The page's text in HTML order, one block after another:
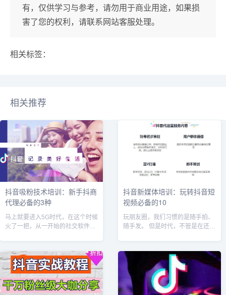
有，仅供学习与参考，请勿用于商业用途，如果损
害了您的权利，请联系网站客服处理。
相关标签：
相关推荐
抖音吸粉技术培训：新手抖商
代理必备的3种
马上就要进入5G时代，在这个时候
火了一把，从一开始的社交软件，
道。那么抖商运营方案怎么做？除
了常规的...
抖音新媒体培训：玩转抖音短
视频必备的10
玩朋友圈，我们习惯的是随手拍、
随手发。 但是时代，不管是在还是
传。今天小七给大家推荐10个简单
易上手的...